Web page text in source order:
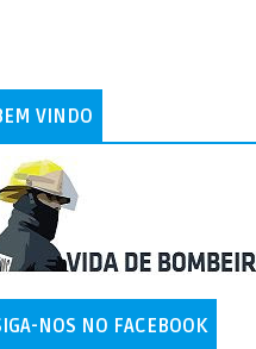
VINDO
NOS NO FACEBOOK